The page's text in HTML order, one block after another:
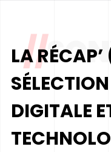
//
LA
DIGITALE